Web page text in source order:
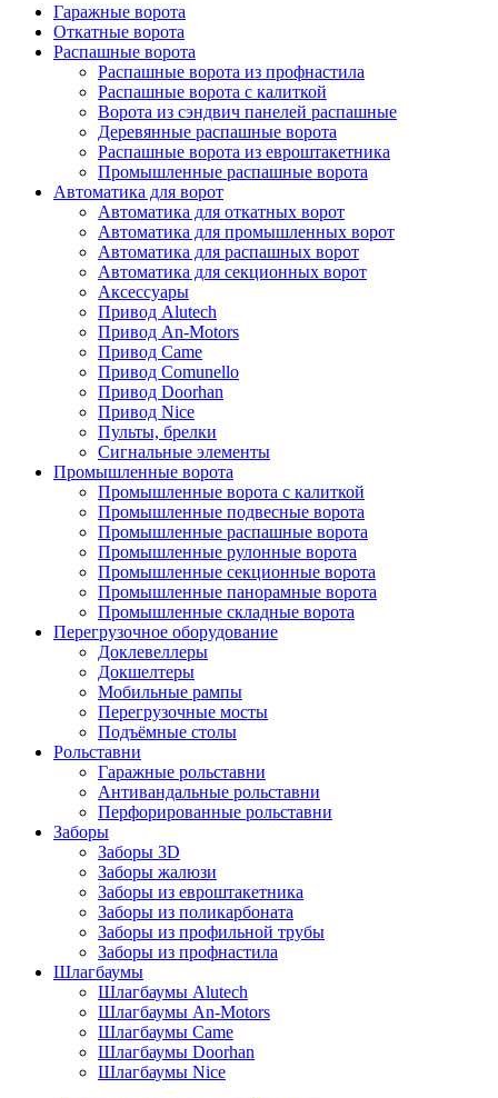
Гаражные ворота
Откатные ворота
Распашные ворота
Распашные ворота из профнастила
Распашные ворота с калиткой
Ворота из сэндвич панелей распашные
Деревянные распашные ворота
Распашные ворота из евроштакетника
Промышленные распашные ворота
Автоматика для ворот
Автоматика для откатных ворот
Автоматика для промышленных ворот
Автоматика для распашных ворот
Автоматика для секционных ворот
Аксессуары
Привод Alutech
Привод An-Motors
Привод Came
Привод Comunello
Привод Doorhan
Привод Nice
Пульты, брелки
Сигнальные элементы
Промышленные ворота
Промышленные ворота с калиткой
Промышленные подвесные ворота
Промышленные распашные ворота
Промышленные рулонные ворота
Промышленные секционные ворота
Промышленные панорамные ворота
Промышленные складные ворота
Перегрузочное оборудование
Доклевеллеры
Докшелтеры
Мобильные рампы
Перегрузочные мосты
Подъёмные столы
Рольставни
Гаражные рольставни
Антивандальные рольставни
Перфорированные рольставни
Заборы
Заборы 3D
Заборы жалюзи
Заборы из евроштакетника
Заборы из поликарбоната
Заборы из профильной трубы
Заборы из профнастила
Шлагбаумы
Шлагбаумы Alutech
Шлагбаумы An-Motors
Шлагбаумы Came
Шлагбаумы Doorhan
Шлагбаумы Nice